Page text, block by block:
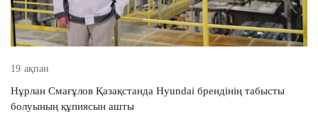
19 ақпан
Нұрлан Смағұлов Қазақстанда Hyundai брендінің табысты
болуының құпиясын ашты